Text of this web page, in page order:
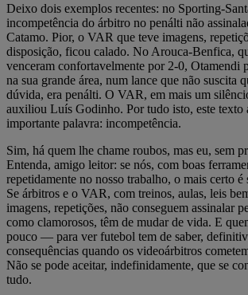
Deixo dois exemplos recentes: no Sporting-
incompetência do árbitro no penálti não
Catamo. Pior, o VAR que teve imagens,
disposição, ficou calado. No Arouca-Benfica,
venceram confortavelmente por 2-0, Otamendi
na sua grande área, num lance que não suscita
dúvida, era penálti. O VAR, em mais um
auxiliou Luís Godinho. Por tudo isto, este texto
importante palavra: incompetência.
Sim, há quem lhe chame roubos, mas eu, sem
Entenda, amigo leitor: se nós, com boas
repetidamente no nosso trabalho, o mais certo é
Se árbitros e o VAR, com treinos, aulas, leis
imagens, repetições, não conseguem assinalar
como clamorosos, têm de mudar de vida. E
pouco — para ver futebol tem de saber,
consequências quando os videoárbitros
Não se pode aceitar, indefinidamente, que se
tudo.